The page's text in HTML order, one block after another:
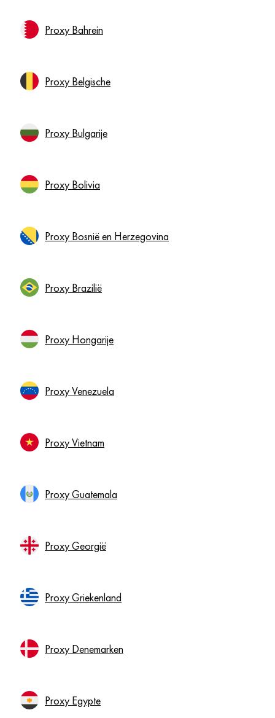
Proxy Bahrein
Proxy Belgische
Proxy Bulgarije
Proxy Bolivia
Proxy Bosnië en Herzegovina
Proxy Brazilië
Proxy Hongarije
Proxy Venezuela
Proxy Vietnam
Proxy Guatemala
Proxy Georgië
Proxy Griekenland
Proxy Denemarken
Proxy Egypte